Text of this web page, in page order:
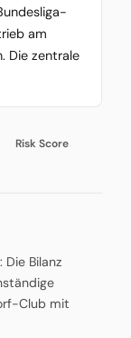
am
Die zentrale
Risk Score
Bilanz
Club mit